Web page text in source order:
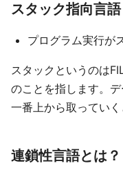
スタック指向言語
プログラム実行が
スタックというのは
のことを指します。
一番上から取っていく
連鎖性言語とは？